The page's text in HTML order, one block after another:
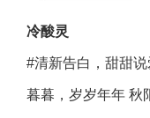
冷酸灵
#清新告白，甜甜说
暮暮，岁岁年年 秋